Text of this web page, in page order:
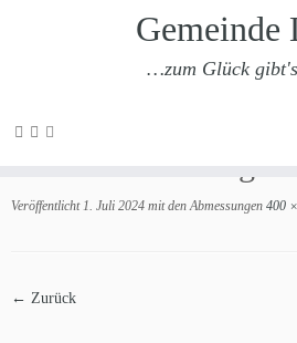
Zum
Gemeinde
…zum Glück
Veröffentlicht 1. Juli 2024 mit den Abmessungen 400
← Zurück